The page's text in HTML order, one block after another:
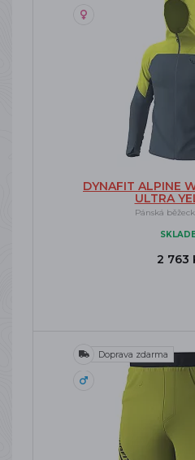
DYNAFIT ALPINE
ULTRA
Pánská
2 763
Doprava zdarma